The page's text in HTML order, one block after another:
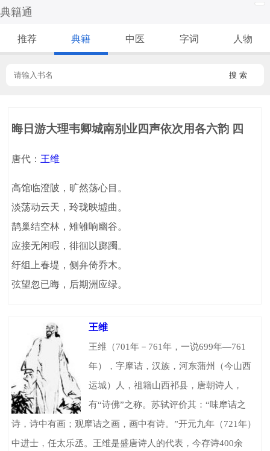
典籍通
推荐 典籍 中医 字词 人物
搜 索
晦日游大理韦卿城南别业四声依次用各六韵 四
唐代： 王维
高馆临澄陂，旷然荡心目。
淡荡动云天，玲珑映墟曲。
鹊巢结空林，雉雊响幽谷。
应接无闲暇，徘徊以踯躅。
纡组上春堤，侧弁倚乔木。
弦望忽已晦，后期洲应绿。
王维
王维（701年－761年，一说699年—761
年），字摩诘，汉族，河东蒲州（今山西
运城）人，祖籍山西祁县，唐朝诗人，
有“诗佛”之称。苏轼评价其：“味摩诘之
诗，诗中有画；观摩诘之画，画中有诗。”开元九年（721年）
中进士，任太乐丞。王维是盛唐诗人的代表，今存诗400余